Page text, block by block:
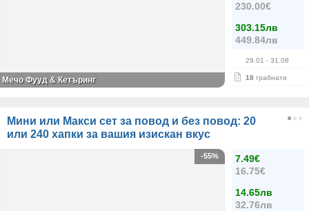
230.00€
303.15лв
449.84лв
29.01 - 31.08
18 грабнати
Мечо Фууд & Кетъринг
Мини или Макси сет за повод и без повод: 20
или 240 хапки за вашия изискан вкус
7.49€
16.75€
14.65лв
32.76лв
-55%